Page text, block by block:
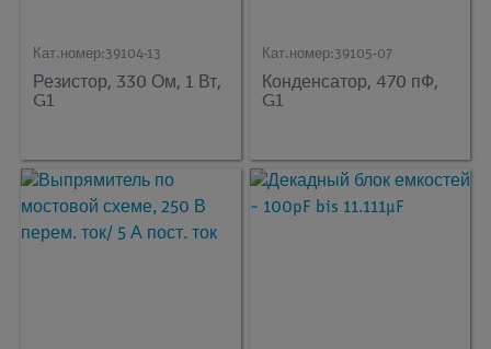
Кат.номер:39104-13
Резистор, 330 Ом, 1 Вт,
G1
Кат.номер:39105-07
Конденсатор, 470 пФ,
G1